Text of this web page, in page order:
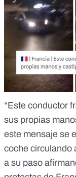
“Este conductor
sus propias
este mensaje se
coche circulando
a su paso